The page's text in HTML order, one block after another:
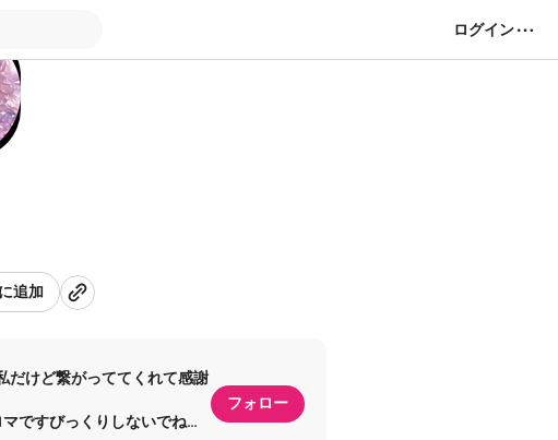
ログイン
追加
だけど繋がっててくれて感謝
ですびっくりしないでね🦔ྀི
フォロー